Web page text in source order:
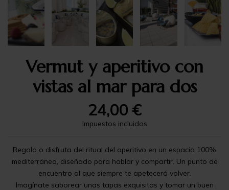
Vermut y aperitivo con
vistas al mar para dos
24,00 €
Impuestos incluidos
Regala o disfruta del ritual del aperitivo en un espacio 100%
mediterráneo, diseñado para hablar y compartir. Un punto de
encuentro al que siempre te apetecerá volver.
Imagínate saborear unas tapas exquisitas y tomar un buen